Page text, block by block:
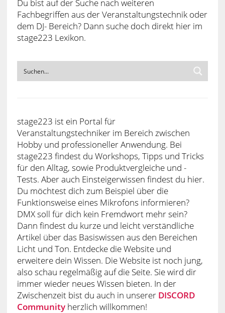
Du bist auf der Suche nach weiteren
Fachbegriffen aus der Veranstaltungstechnik oder
dem DJ- Bereich? Dann suche doch direkt hier im
stage223 Lexikon.
stage223 ist ein Portal für
Veranstaltungstechniker im Bereich zwischen
Hobby und professioneller Anwendung. Bei
stage223 findest du Workshops, Tipps und Tricks
für den Alltag, sowie Produktvergleiche und -
Tests. Aber auch Einsteigerwissen findest du hier.
Du möchtest dich zum Beispiel über die
Funktionsweise eines Mikrofons informieren?
DMX soll für dich kein Fremdwort mehr sein?
Dann findest du kurze und leicht verständliche
Artikel über das Basiswissen aus den Bereichen
Licht und Ton. Entdecke die Website und
erweitere dein Wissen. Die Website ist noch jung,
also schau regelmäßig auf die Seite. Sie wird dir
immer wieder neues Wissen bieten. In der
Zwischenzeit bist du auch in unserer DISCORD
Communityherzlich willkommen!